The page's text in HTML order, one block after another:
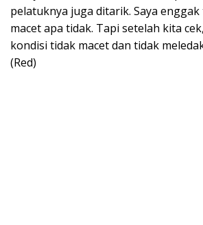
pelatuknya juga ditarik. Saya
macet apa tidak. Tapi setelah kita
kondisi tidak macet dan tidak
(Red)